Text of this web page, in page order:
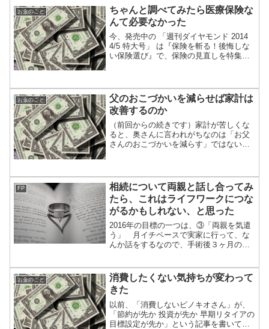
タヌキみたいな何かで...
お金のこと
ちゃんと調べてみたら医療保険な
んて必要なかった
今、発売中の 「週刊ダイヤモンド 2014
4/5 特大号」 は『保険を斬る！後悔しな
い保険選び』で、保険の見直しを特集し
やケガに...
お金のこと
父のおこづかいを減らせば家計は
改善するのか
（前回からの続きです）家計が苦しくな
ると、奥さんに言われがちなのは「お父
さんのおこづかいを減らす」ではないで
ついて考えてみます。まず...
FP
相続について両親と話し合ってみ
たら、これはライフワークにつな
がるかもしれない、と思った
2016年の目標の一つは、③「両親を気遣
う」 月イチペースで実家に行って、な
んか話をするなので、手術後３ヶ月の父
って、だいぶ元気が出てきた。でも、ま
だいろいろと弱気なよ...
お金のこと
消費したくない気持ちが変わって
きた
以前、「消費しないピノキオさん」が、
「節約が先か 投資が先か 早期リタイアの
目標設定が先か」という記事を書いてく